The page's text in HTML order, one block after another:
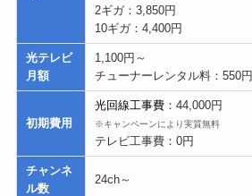
2ギガ：3,850円
10ギガ：4,400円
光テレビ
月額
1,100円～
チューナーレンタル料：550円
初期費用
光回線工事費：44,000円
※キャンペーンにより実質無料
テレビ工事費：0円
チャンネ
ル数
24ch～